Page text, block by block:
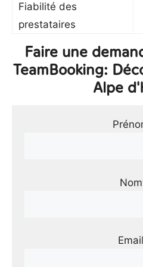
Fiabilité des
prestataires
Faire une
TeamBooking:
Alpe